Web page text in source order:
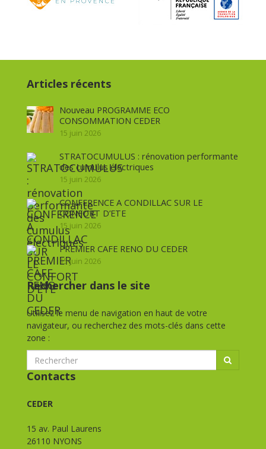
Articles récents
Nouveau PROGRAMME ECO
CONSOMMATION CEDER
15 juin 2026
STRATOCUMULUS : rénovation performante
des cumulus électriques
15 juin 2026
CONFERENCE A CONDILLAC SUR LE
CONFORT D’ETE
15 juin 2026
PREMIER CAFE RENO DU CEDER
15 juin 2026
Rechercher dans le site
Utilisez le menu de navigation en haut de votre
navigateur, ou recherchez des mots-clés dans cette
zone :
Contacts
CEDER
15 av. Paul Laurens
26110 NYONS